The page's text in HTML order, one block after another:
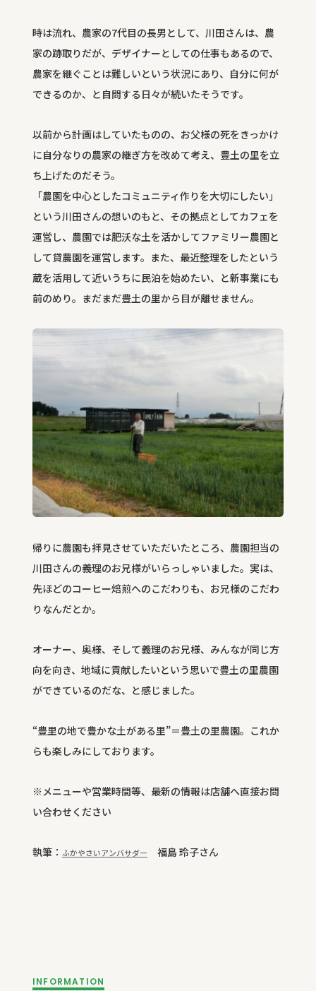
時は流れ、農家の7代目の長男として、川田さんは、農
家の跡取りだが、デザイナーとしての仕事もあるので、
農家を継ぐことは難しいという状況にあり、自分に何が
できるのか、と自問する日々が続いたそうです。
以前から計画はしていたものの、お父様の死をきっかけ
に自分なりの農家の継ぎ方を改めて考え、豊土の里を立
ち上げたのだそう。
「農園を中心としたコミュニティ作りを大切にしたい」
という川田さんの想いのもと、その拠点としてカフェを
運営し、農園では肥沃な土を活かしてファミリー農園と
して貸農園を運営します。また、最近整理をしたという
蔵を活用して近いうちに民泊を始めたい、と新事業にも
前のめり。まだまだ豊土の里から目が離せません。
帰りに農園も拝見させていただいたところ、農園担当の
川田さんの義理のお兄様がいらっしゃいました。実は、
先ほどのコーヒー焙煎へのこだわりも、お兄様のこだわ
りなんだとか。
オーナー、奥様、そして義理のお兄様、みんなが同じ方
向を向き、地域に貢献したいという思いで豊土の里農園
ができているのだな、と感じました。
“豊里の地で豊かな土がある里”＝豊土の里農園。これか
らも楽しみにしております。
※メニューや営業時間等、最新の情報は店舗へ直接お問
い合わせください
執筆： ふかやさいアンバサダー 福島 玲子さん
INFORMATION